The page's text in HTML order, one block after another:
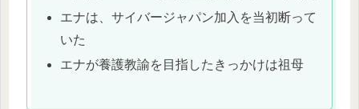
エナは、サイバージャパン加入を当初断って
いた
エナが養護教諭を目指したきっかけは祖母